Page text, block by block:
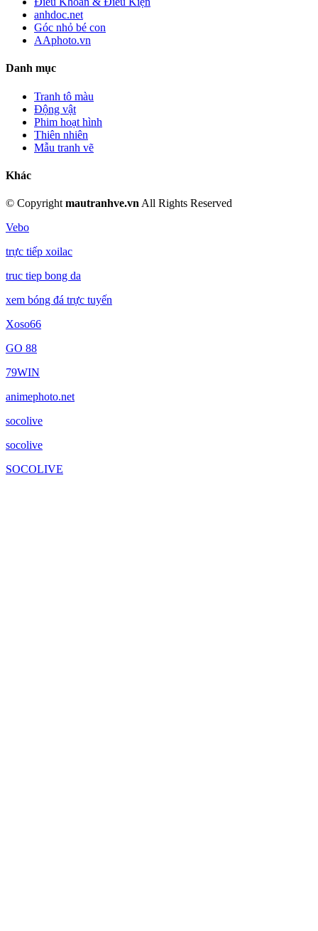
anhdoc.net
Góc nhỏ bé con
AAphoto.vn
Danh mục
Tranh tô màu
Động vật
Phim hoạt hình
Thiên nhiên
Mẫu tranh vẽ
Khác
© Copyright mautranhve.vn All Rights Reserved
Vebo
trực tiếp xoilac
truc tiep bong da
xem bóng đá trực tuyến
Xoso66
GO 88
79WIN
animephoto.net
socolive
socolive
SOCOLIVE